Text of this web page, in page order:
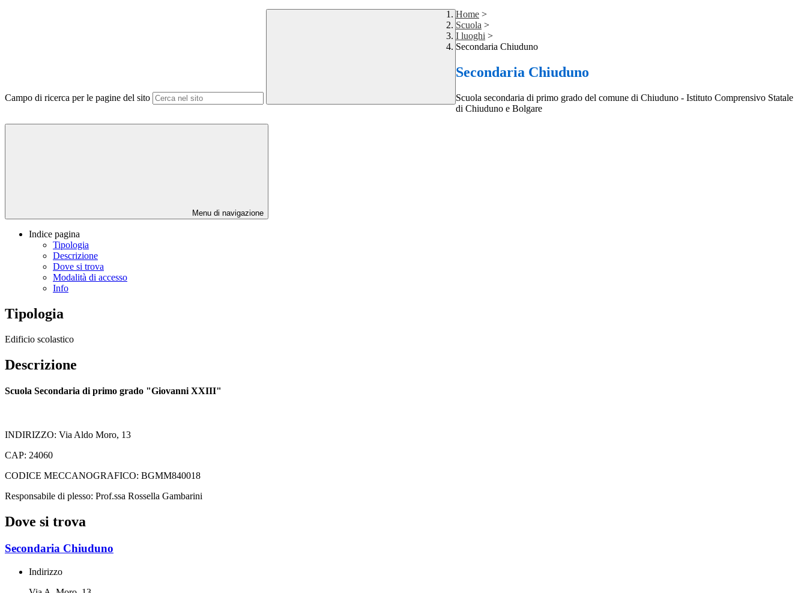
Campo di ricerca per le pagine del sito
Home >
Scuola >
I luoghi >
Secondaria Chiuduno
Secondaria Chiuduno
Scuola secondaria di primo grado del comune di Chiuduno - Istituto Comprensivo Statale
di Chiuduno e Bolgare
Menu di navigazione
Indice pagina
Tipologia
Descrizione
Dove si trova
Modalità di accesso
Info
Tipologia
Edificio scolastico
Descrizione
Scuola Secondaria di primo grado "Giovanni XXIII"
INDIRIZZO: Via Aldo Moro, 13
CAP: 24060
CODICE MECCANOGRAFICO: BGMM840018
Responsabile di plesso: Prof.ssa Rossella Gambarini
Dove si trova
Secondaria Chiuduno
Indirizzo